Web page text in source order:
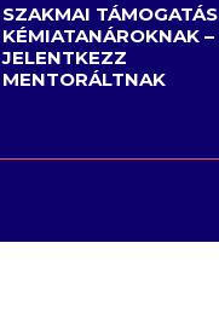
SZAKMAI TÁMOGATÁS
KÉMIATANÁROKNAK –
JELENTKEZZ
MENTORÁLTNAK